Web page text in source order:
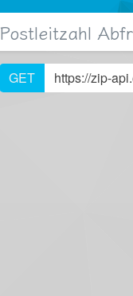
Postleitzahl
GET https://zip-